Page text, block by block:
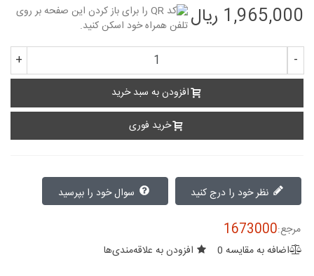
1,965,000 ریال
-
+
افزودن به سبد خرید
خرید فوری
نظر خود را درج کنید
مرجع:1673000
اضافه به مقایسه 0 افزودن به علاقه‌مندی‌ها